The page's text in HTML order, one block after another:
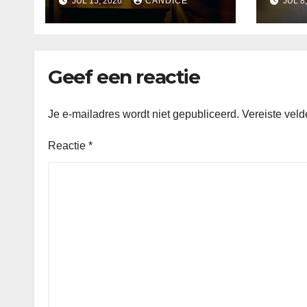
Geef een reactie
Je e-mailadres wordt niet gepubliceerd. Vereiste
Reactie *